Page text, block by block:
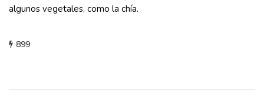
algunos vegetales, como la chía.
899